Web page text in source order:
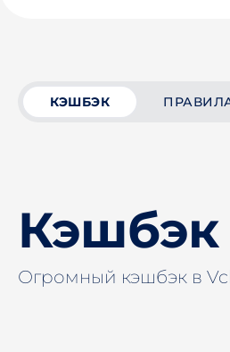
КЭШБЭК
Кэшбэк
Огромный кэшбэк в